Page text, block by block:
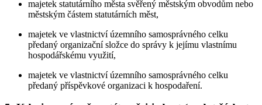
majetek statutárního města svěřený městským obvodům nebo
městským částem statutárních měst,
majetek ve vlastnictví územního samosprávného celku
předaný organizační složce do správy k jejímu vlastnímu
hospodářskému využití,
majetek ve vlastnictví územního samosprávného celku
předaný příspěvkové organizaci k hospodaření.